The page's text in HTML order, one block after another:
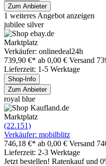
Zum Anbieter
1 weiteres Angebot anzeigen
jubilee silver
Marktplatz
Verkäufer: onlinedeal24h
739,90 €* ab 0,00 € Versand
Lieferzeit: 1-5 Werktage
Shop-Info
Zum Anbieter
royal blue
Marktplatz
(22.151)
Verkäufer: mobilblitz
746,18 €* ab 0,00 € Versand
Lieferzeit: 2-3 Werktage
Jetzt bestellen! Ratenkauf und